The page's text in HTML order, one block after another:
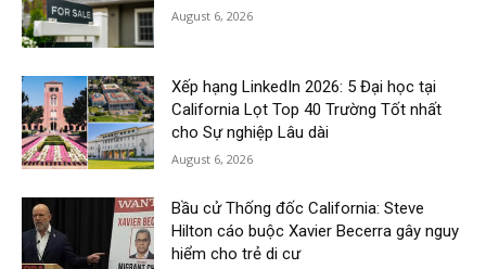
August 6, 2026
Xếp hạng LinkedIn 2026: 5 Đại học tại
California Lọt Top 40 Trường Tốt nhất
cho Sự nghiệp Lâu dài
August 6, 2026
Bầu cử Thống đốc California: Steve
Hilton cáo buộc Xavier Becerra gây nguy
hiểm cho trẻ di cư